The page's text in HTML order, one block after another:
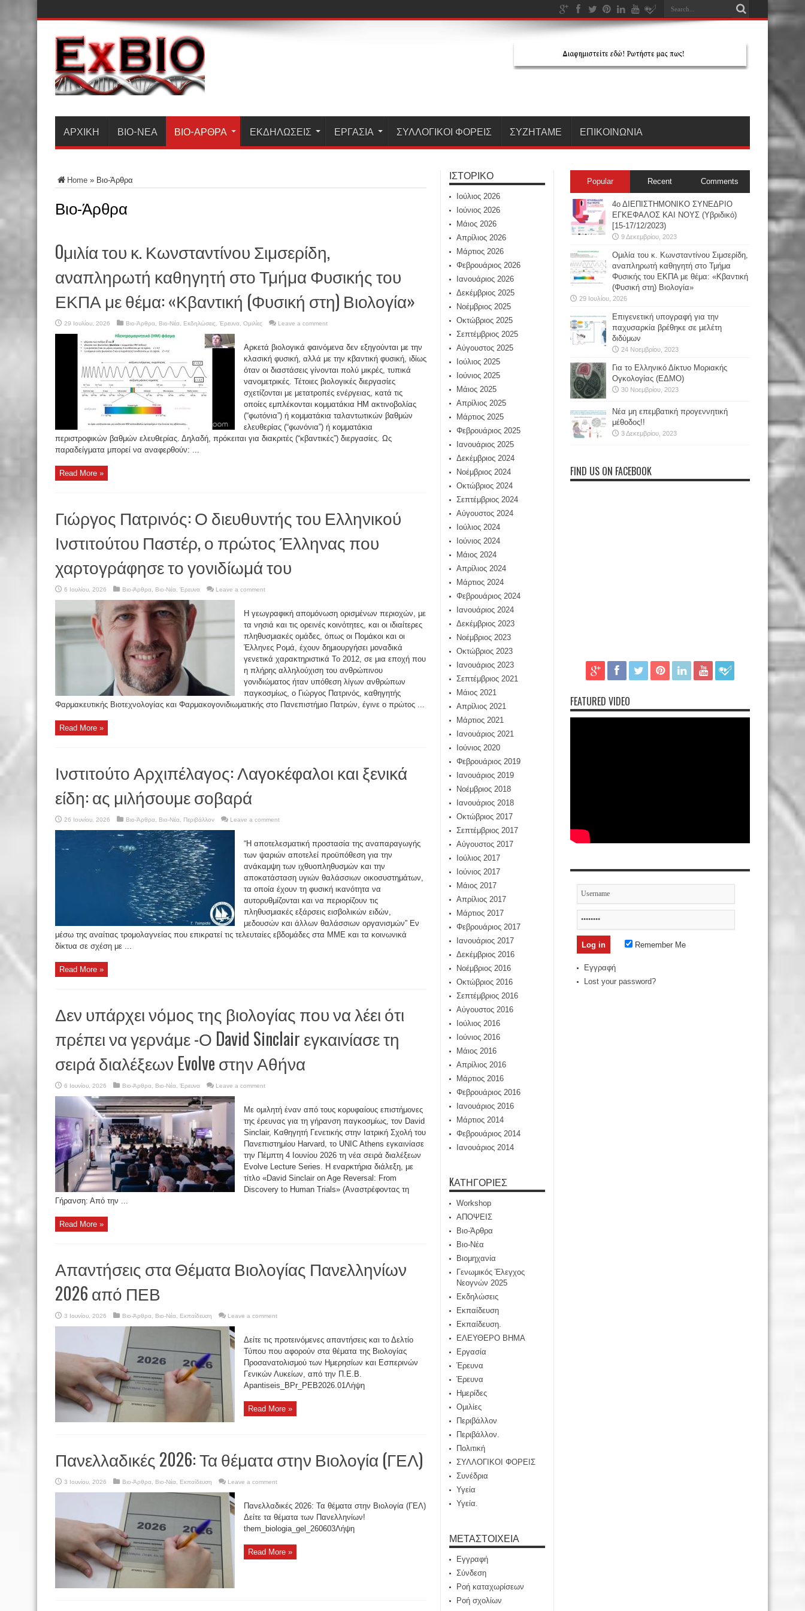
ΑΡΧΙΚΗ ΒΙΟ-ΝΈΑ ΒΙΟ-ΆΡΘΡΑ ΕΚΔΗΛΏΣΕΙΣ ΕΡΓΑΣΊΑ ΣΥΛΛΟΓΙΚΟΙ ΦΟΡΕΙΣ ΣΥΖΗΤΑΜΕ ΕΠΙΚΟΙΝΩΝΙΑ
Home » Βιο-Άρθρα
Βιο-Άρθρα
Oμιλία του κ. Κωνσταντίνου Σιμσερίδη,
αναπληρωτή καθηγητή στο Τμήμα Φυσικής του
ΕΚΠΑ με θέμα: «Κβαντική (Φυσική στη) Βιολογία»
29 Ιουλίου, 2026 Βιο-Άρθρα Βιο-Νέα Εκδηλώσεις Έρευνα Ομιλίες Leave a comment
Αρκετά βιολογικά φαινόμενα δεν εξηγούνται με την
κλασική φυσική, αλλά με την κβαντική φυσική, ιδίως
όταν οι διαστάσεις γίνονται πολύ μικρές, τυπικά
νανομετρικές. Τέτοιες βιολογικές διεργασίες
σχετίζονται με μετατροπές ενέργειας, κατά τις
οποίες εμπλέκονται κομματάκια ΗΜ ακτινοβολίας
(“φωτόνια”) ή κομματάκια ταλαντωτικών βαθμών
ελευθερίας (“φωνόνια”) ή κομματάκια
περιστροφικών βαθμών ελευθερίας. Δηλαδή, πρόκειται για διακριτές (“κβαντικές”) διεργασίες. Ως
παραδείγματα μπορεί να αναφερθούν: ...
Read More »
Γιώργος Πατρινός: Ο διευθυντής του Ελληνικού
Ινστιτούτου Παστέρ, ο πρώτος Έλληνας που
χαρτογράφησε το γονιδίωμά του
6 Ιουλίου, 2026 Βιο-Άρθρα Βιο-Νέα Έρευνα Leave a comment
Η γεωγραφική απομόνωση ορισμένων περιοχών, με
τα νησιά και τις ορεινές κοινότητες, και οι ιδιαίτερες
πληθυσμιακές ομάδες, όπως οι Πομάκοι και οι
Έλληνες Ρομά, έχουν δημιουργήσει μοναδικά
γενετικά χαρακτηριστικά Το 2012, σε μια εποχή που
η πλήρης αλληλούχιση του ανθρώπινου
γονιδιώματος ήταν υπόθεση λίγων ανθρώπων
παγκοσμίως, ο Γιώργος Πατρινός, καθηγητής
Φαρμακευτικής Βιοτεχνολογίας και Φαρμακογονιδιωματικής στο Πανεπιστήμιο Πατρών, έγινε ο πρώτος ...
Read More »
Ινστιτούτο Αρχιπέλαγος: Λαγοκέφαλοι και ξενικά
είδη: ας μιλήσουμε σοβαρά
26 Ιουνίου, 2026 Βιο-Άρθρα Βιο-Νέα Περιβάλλον Leave a comment
“Η αποτελεσματική προστασία της αναπαραγωγής
των ψαριών αποτελεί προϋπόθεση για την
ανάκαμψη των ιχθυοπληθυσμών και την
αποκατάσταση υγιών θαλάσσιων οικοσυστημάτων,
τα οποία έχουν τη φυσική ικανότητα να
αυτορυθμίζονται και να περιορίζουν τις
πληθυσμιακές εξάρσεις εισβολικών ειδών,
μεδουσών και άλλων θαλάσσιων οργανισμών” Εν
μέσω της αναίτιας τρομολαγνείας που επικρατεί τις τελευταίες εβδομάδες στα ΜΜΕ και τα κοινωνικά
δίκτυα σε σχέση με ...
Read More »
Δεν υπάρχει νόμος της βιολογίας που να λέει ότι
πρέπει να γερνάμε -Ο David Sinclair εγκαινίασε τη
σειρά διαλέξεων Evolve στην Αθήνα
6 Ιουνίου, 2026 Βιο-Άρθρα Βιο-Νέα Έρευνα Leave a comment
Με ομιλητή έναν από τους κορυφαίους επιστήμονες
της έρευνας για τη γήρανση παγκοσμίως, τον David
Sinclair, Καθηγητή Γενετικής στην Ιατρική Σχολή του
Πανεπιστημίου Harvard, το UNIC Athens εγκαινίασε
την Πέμπτη 4 Ιουνίου 2026 τη νέα σειρά διαλέξεων
Evolve Lecture Series. Η εναρκτήρια διάλεξη, με
τίτλο «David Sinclair on Age Reversal: From
Discovery to Human Trials» (Αναστρέφοντας τη
Γήρανση: Από την ...
Read More »
Απαντήσεις στα Θέματα Βιολογίας Πανελληνίων
2026 από ΠΕΒ
3 Ιουνίου, 2026 Βιο-Άρθρα Βιο-Νέα Εκπαίδευση Leave a comment
Δείτε τις προτεινόμενες απαντήσεις και το Δελτίο
Τύπου που αφορούν στα θέματα της Βιολογίας
Προσανατολισμού των Ημερησίων και Εσπερινών
Γενικών Λυκείων, από την Π.Ε.Β.
Apantiseis_BPr_PEB2026.01Λήψη
Read More »
Πανελλαδικές 2026: Τα θέματα στην Βιολογία (ΓΕΛ)
3 Ιουνίου, 2026 Βιο-Άρθρα Βιο-Νέα Εκπαίδευση Leave a comment
Πανελλαδικές 2026: Τα θέματα στην Βιολογία (ΓΕΛ)
Δείτε τα θέματα των Πανελληνίων!
them_biologia_gel_260603Λήψη
Read More »
ΙΣΤΟΡΙΚΌ
Ιούλιος 2026
Ιούνιος 2026
Μάιος 2026
Απρίλιος 2026
Μάρτιος 2026
Φεβρουάριος 2026
Ιανουάριος 2026
Δεκέμβριος 2025
Νοέμβριος 2025
Οκτώβριος 2025
Σεπτέμβριος 2025
Αύγουστος 2025
Ιούλιος 2025
Ιούνιος 2025
Μάιος 2025
Απρίλιος 2025
Μάρτιος 2025
Φεβρουάριος 2025
Ιανουάριος 2025
Δεκέμβριος 2024
Νοέμβριος 2024
Οκτώβριος 2024
Σεπτέμβριος 2024
Αύγουστος 2024
Ιούλιος 2024
Ιούνιος 2024
Μάιος 2024
Απρίλιος 2024
Μάρτιος 2024
Φεβρουάριος 2024
Ιανουάριος 2024
Δεκέμβριος 2023
Νοέμβριος 2023
Οκτώβριος 2023
Ιανουάριος 2023
Σεπτέμβριος 2021
Μάιος 2021
Απρίλιος 2021
Μάρτιος 2021
Ιανουάριος 2021
Ιούνιος 2020
Φεβρουάριος 2019
Ιανουάριος 2019
Νοέμβριος 2018
Ιανουάριος 2018
Οκτώβριος 2017
Σεπτέμβριος 2017
Αύγουστος 2017
Ιούλιος 2017
Ιούνιος 2017
Μάιος 2017
Απρίλιος 2017
Μάρτιος 2017
Φεβρουάριος 2017
Ιανουάριος 2017
Δεκέμβριος 2016
Νοέμβριος 2016
Οκτώβριος 2016
Σεπτέμβριος 2016
Αύγουστος 2016
Ιούλιος 2016
Ιούνιος 2016
Μάιος 2016
Απρίλιος 2016
Μάρτιος 2016
Φεβρουάριος 2016
Ιανουάριος 2016
Μάρτιος 2014
Φεβρουάριος 2014
Ιανουάριος 2014
KΑΤΗΓΟΡΊΕΣ
Workshop
ΑΠΟΨΕΙΣ
Βιο-Άρθρα
Βιο-Νέα
Βιομηχανία
Γενωμικός Έλεγχος
Νεογνών 2025
Εκδηλώσεις
Εκπαίδευση
Εκπαίδευση.
ΕΛΕΥΘΕΡΟ ΒΗΜΑ
Εργασία
Έρευνα
Έρευνα
Ημερίδες
Ομιλίες
Περιβάλλον
Περιβάλλον.
Πολιτική
ΣΥΛΛΟΓΙΚΟΙ ΦΟΡΕΙΣ
Συνέδρια
Υγεία
Υγεία.
ΜΕΤΑΣΤΟΙΧΕΊΑ
Εγγραφή
Σύνδεση
Ροή καταχωρίσεων
Ροή σχολίων
Popular Recent Comments
4ο ΔΙΕΠΙΣΤΗΜΟΝΙΚΟ ΣΥΝΕΔΡΙΟ
ΕΓΚΕΦΑΛΟΣ ΚΑΙ ΝΟΥΣ (Υβριδικό)
[15-17/12/2023)
9 Δεκεμβρίου, 2023
Oμιλία του κ. Κωνσταντίνου Σιμσερίδη,
αναπληρωτή καθηγητή στο Τμήμα
Φυσικής του ΕΚΠΑ με θέμα: «Κβαντική
(Φυσική στη) Βιολογία»
29 Ιουλίου, 2026
Επιγενετική υπογραφή για την
παχυσαρκία βρέθηκε σε μελέτη
διδύμων
24 Νοεμβρίου, 2023
Για το Ελληνικό Δίκτυο Μοριακής
Ογκολογίας (ΕΔΜΟ)
30 Νοεμβρίου, 2023
Νέα μη επεμβατική προγεννητική
μέθοδος!!
3 Δεκεμβρίου, 2023
FIND US ON FACEBOOK
FEATURED VIDEO
Remember Me
Εγγραφή
Lost your password?